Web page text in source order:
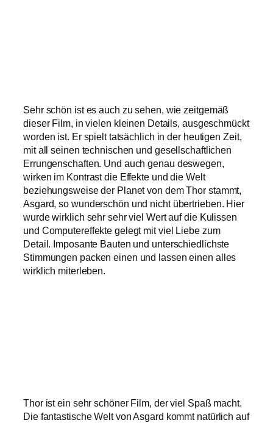
Sehr schön ist es auch zu sehen, wie zeitgemäß
dieser Film, in vielen kleinen Details, ausgeschmückt
worden ist. Er spielt tatsächlich in der heutigen Zeit,
mit all seinen technischen und gesellschaftlichen
Errungenschaften. Und auch genau deswegen,
wirken im Kontrast die Effekte und die Welt
beziehungsweise der Planet von dem Thor stammt,
Asgard, so wunderschön und nicht übertrieben. Hier
wurde wirklich sehr sehr viel Wert auf die Kulissen
und Computereffekte gelegt mit viel Liebe zum
Detail. Imposante Bauten und unterschiedlichste
Stimmungen packen einen und lassen einen alles
wirklich miterleben.
Thor ist ein sehr schöner Film, der viel Spaß macht.
Die fantastische Welt von Asgard kommt natürlich auf